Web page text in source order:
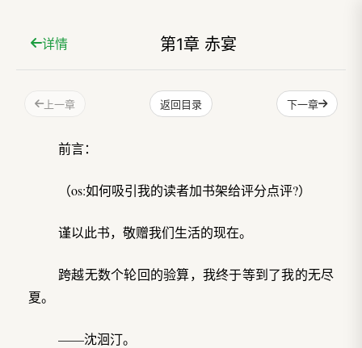
详情 第1章 赤宴
上一章 返回目录 下一章
前言：
（os:如何吸引我的读者加书架给评分点评?）
谨以此书，敬赠我们生活的现在。
跨越无数个轮回的验算，我终于等到了我的无尽
夏。
——沈洄汀。